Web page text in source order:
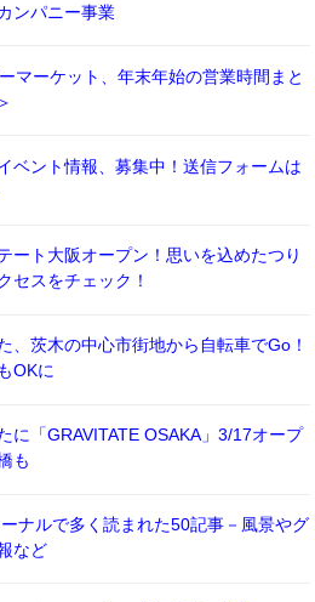
ンパニー事業
マーケット、年末年始の営業時間まと
ベント情報、募集中！送信フォームは
ート大阪オープン！思いを込めたつり
セスをチェック！
、茨木の中心市街地から自転車でGo！
OKに
に「GRAVITATE OSAKA」3/17オープ
も
ナルで多く読まれた50記事－風景やグ
など